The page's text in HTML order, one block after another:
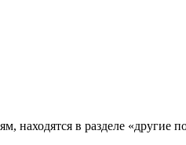
находятся в разделе «другие